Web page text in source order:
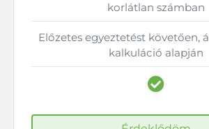
korlátlan számban
Előzetes egyeztetést követően,
kalkuláció alapján